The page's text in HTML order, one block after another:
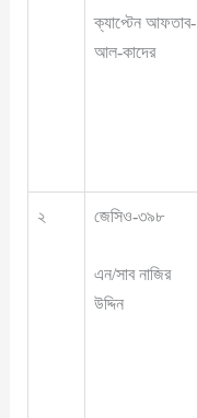
ক্যাপ্টেন আফতাব-
আল-কাদের
২ জেসিও-৩৯৮
এন/সাব নাজির
উদ্দিন